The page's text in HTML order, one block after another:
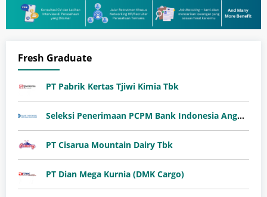
Fresh Graduate
PT Pabrik Kertas Tjiwi Kimia Tbk
Seleksi Penerimaan PCPM Bank Indonesia Angkatan 41
PT Cisarua Mountain Dairy Tbk
PT Dian Mega Kurnia (DMK Cargo)